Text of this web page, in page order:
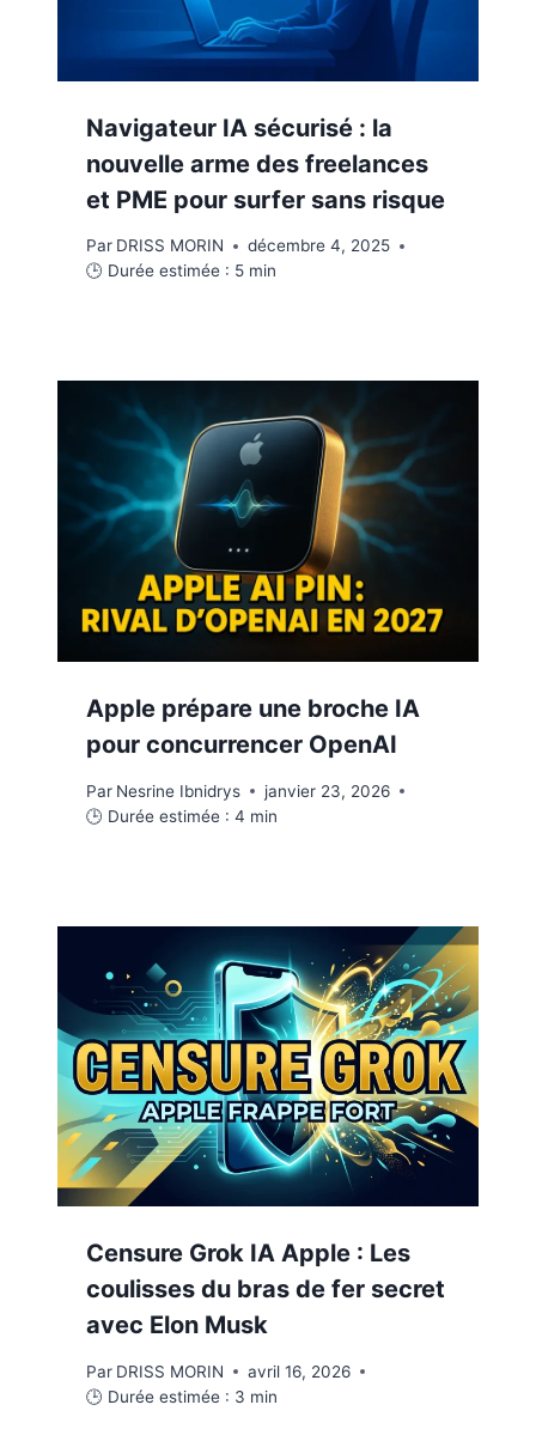
Navigateur IA sécurisé : la
nouvelle arme des freelances
et PME pour surfer sans risque
Par DRISS MORIN
décembre 4, 2025
🕒 Durée estimée : 5 min
Apple prépare une broche IA
pour concurrencer OpenAI
Par Nesrine Ibnidrys
janvier 23, 2026
🕒 Durée estimée : 4 min
Censure Grok IA Apple : Les
coulisses du bras de fer secret
avec Elon Musk
Par DRISS MORIN
avril 16, 2026
🕒 Durée estimée : 3 min